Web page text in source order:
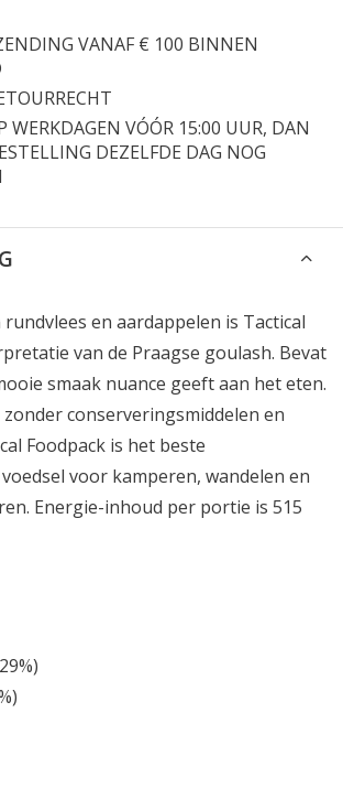
VANAF € 100 BINNEN
WERKDAGEN VÓÓR 15:00 UUR, DAN
DEZELFDE DAG NOG
en aardappelen is Tactical
van de Praagse goulash. Bevat
smaak nuance geeft aan het eten.
conserveringsmiddelen en
Foodpack is het beste
voor kamperen, wandelen en
Energie-inhoud per portie is 515